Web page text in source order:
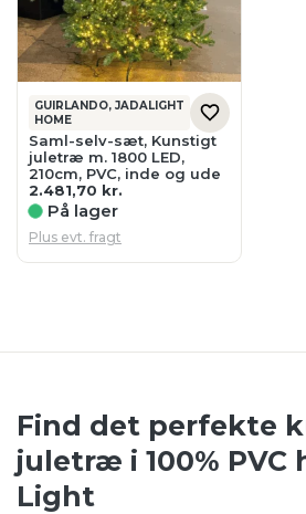
GUIRLANDO, JADALIGHT
HOME
Saml-selv-sæt, Kunstigt
juletræ m. 1800 LED,
210cm, PVC, inde og ude
2.481,70 kr.
På lager
Plus evt. fragt
Find det perfekte
juletræ i 100% PVC
Light